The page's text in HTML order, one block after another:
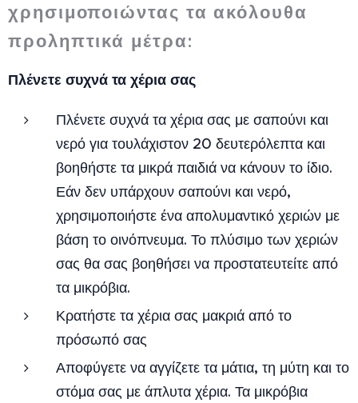
χρησιμοποιώντας τα ακόλουθα
προληπτικά μέτρα:
Πλένετε συχνά τα χέρια σας
Πλένετε συχνά τα χέρια σας με σαπούνι και
νερό για τουλάχιστον 20 δευτερόλεπτα και
βοηθήστε τα μικρά παιδιά να κάνουν το ίδιο.
Εάν δεν υπάρχουν σαπούνι και νερό,
χρησιμοποιήστε ένα απολυμαντικό χεριών με
βάση το οινόπνευμα. Το πλύσιμο των χεριών
σας θα σας βοηθήσει να προστατευτείτε από
τα μικρόβια.
Κρατήστε τα χέρια σας μακριά από το
πρόσωπό σας
Αποφύγετε να αγγίζετε τα μάτια, τη μύτη και το
στόμα σας με άπλυτα χέρια. Τα μικρόβια